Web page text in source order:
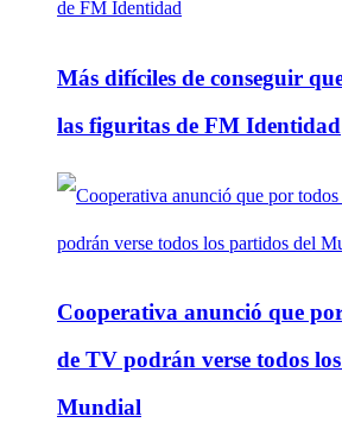
Más difíciles de conseguir
las figuritas de FM Identidad
Cooperativa anunció que
de TV podrán verse todos
Mundial